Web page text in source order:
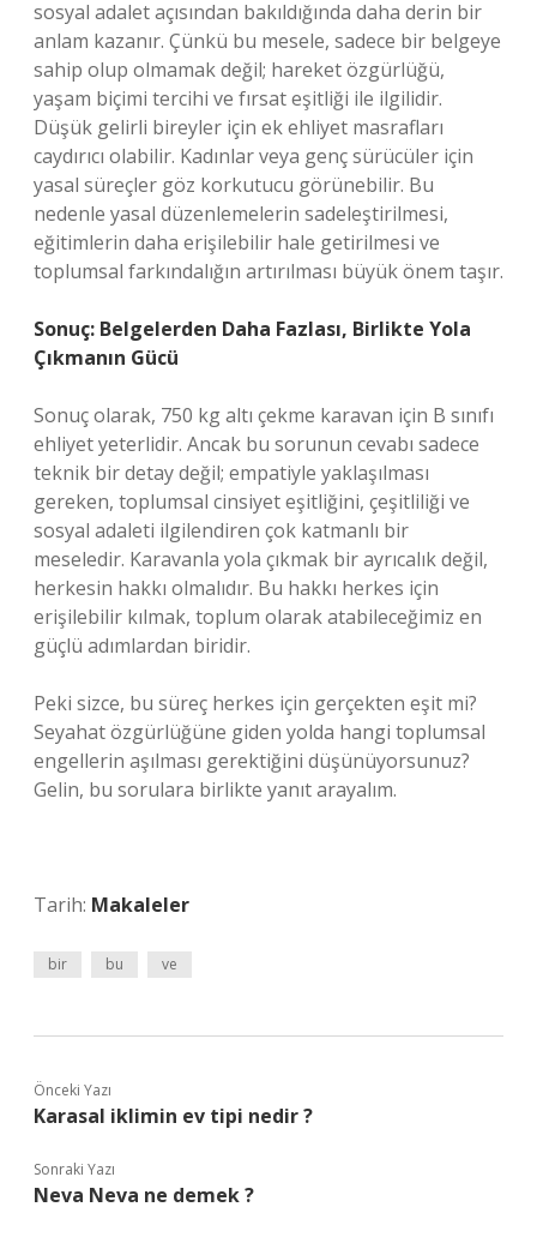
sosyal adalet açısından bakıldığında daha derin bir
anlam kazanır. Çünkü bu mesele, sadece bir belgeye
sahip olup olmamak değil; hareket özgürlüğü,
yaşam biçimi tercihi ve fırsat eşitliği ile ilgilidir.
Düşük gelirli bireyler için ek ehliyet masrafları
caydırıcı olabilir. Kadınlar veya genç sürücüler için
yasal süreçler göz korkutucu görünebilir. Bu
nedenle yasal düzenlemelerin sadeleştirilmesi,
eğitimlerin daha erişilebilir hale getirilmesi ve
toplumsal farkındalığın artırılması büyük önem taşır.
Sonuç: Belgelerden Daha Fazlası, Birlikte Yola
Çıkmanın Gücü
Sonuç olarak, 750 kg altı çekme karavan için B sınıfı
ehliyet yeterlidir. Ancak bu sorunun cevabı sadece
teknik bir detay değil; empatiyle yaklaşılması
gereken, toplumsal cinsiyet eşitliğini, çeşitliliği ve
sosyal adaleti ilgilendiren çok katmanlı bir
meseledir. Karavanla yola çıkmak bir ayrıcalık değil,
herkesin hakkı olmalıdır. Bu hakkı herkes için
erişilebilir kılmak, toplum olarak atabileceğimiz en
güçlü adımlardan biridir.
Peki sizce, bu süreç herkes için gerçekten eşit mi?
Seyahat özgürlüğüne giden yolda hangi toplumsal
engellerin aşılması gerektiğini düşünüyorsunuz?
Gelin, bu sorulara birlikte yanıt arayalım.
Tarih: Makaleler
bir bu ve
Önceki Yazı
Karasal iklimin ev tipi nedir ?
Sonraki Yazı
Neva Neva ne demek ?